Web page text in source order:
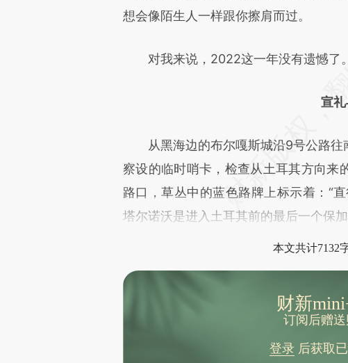
想会像陌生人一样跟你擦肩而过。
对我来说，2022这一年没有遗憾了。
宣
从黑海边的布尔嘎斯城沿9号公路往
察设的临时哨卡，检查从土耳其方向来
路口，草丛中的蓝色路牌上标示着：
塔尔诺沃是进入土耳其前的最后一个保
本文共计7132
财新
订阅后赠
登录后获取